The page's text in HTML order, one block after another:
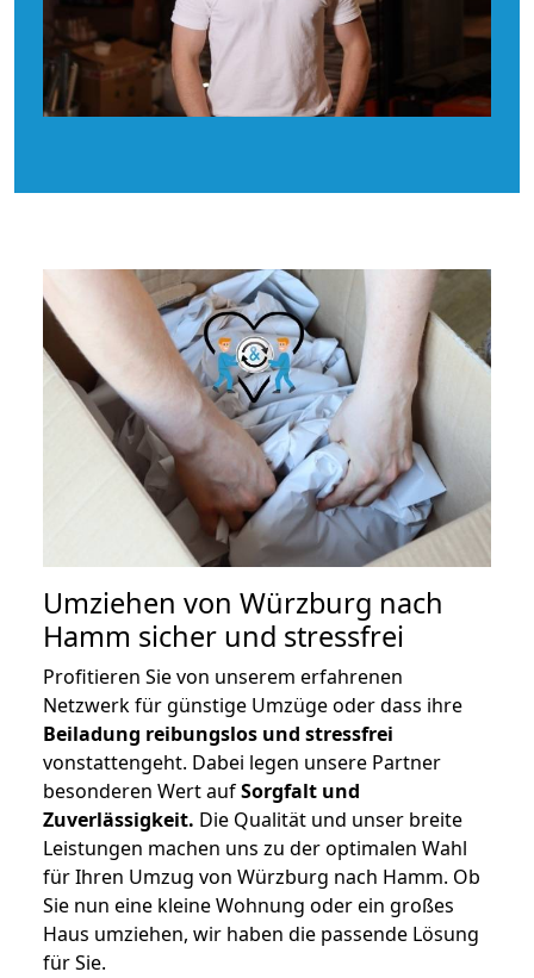
Umziehen von Würzburg nach
Hamm sicher und stressfrei
Profitieren Sie von unserem erfahrenen
Netzwerk für günstige Umzüge oder dass ihre
Beiladung reibungslos und stressfrei
vonstattengeht. Dabei legen unsere Partner
besonderen Wert aufSorgfalt und
Zuverlässigkeit. Die Qualität und unser breite
Leistungen machen uns zu der optimalen Wahl
für Ihren Umzug von Würzburg nach Hamm. Ob
Sie nun eine kleine Wohnung oder ein großes
Haus umziehen, wir haben die passende Lösung
für Sie.